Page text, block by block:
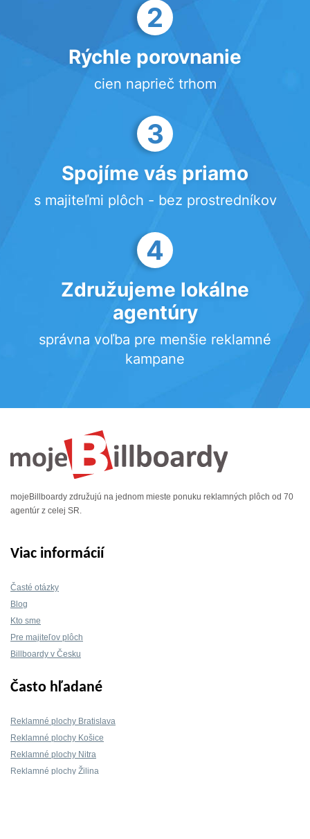
2
Rýchle porovnanie
cien naprieč trhom
3
Spojíme vás priamo
s majiteľmi plôch - bez prostredníkov
4
Združujeme lokálne
agentúry
správna voľba pre menšie reklamné
kampane
mojeBillboardy združujú na jednom mieste ponuku reklamných plôch od 70
agentúr z celej SR.
Viac informácií
Časté otázky
Blog
Kto sme
Pre majiteľov plôch
Billboardy v Česku
Často hľadané
Reklamné plochy Bratislava
Reklamné plochy Košice
Reklamné plochy Nitra
Reklamné plochy Žilina